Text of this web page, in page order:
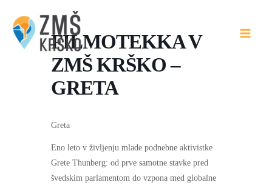
content
FILMOTEKKA V
ZMŠ KRŠKO –
GRETA
Greta
Eno leto v življenju mlade podnebne aktivistke
Grete Thunberg: od prve samotne stavke pred
švedskim parlamentom do vzpona med globalne